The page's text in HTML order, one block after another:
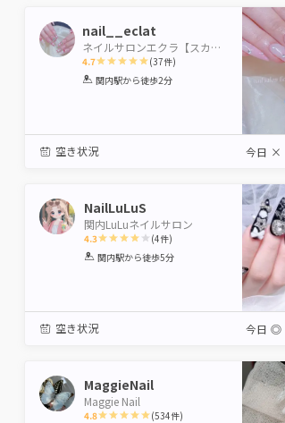
nail__eclat
ネイルサロンエクラ【スカルプ専門店】
4.7
1 2 3 4 5
(37件)
関内駅から徒歩2分
空き状況 今日 ×
NailLuLuS
関内LuLuネイルサロン
4.3
1 2 3 4 5
(4件)
関内駅から徒歩5分
空き状況 今日 ◎
MaggieNail
Maggie Nail
4.8 (534件)